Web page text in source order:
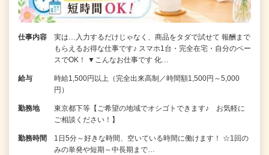
仕事内容
実は…入力するだけじゃなく、商品をタダで試せて 報酬まで
もらえるお得な仕事です♪ スマホ1台・完全在宅・自分のペー
スでOK！ ▼こんなお仕事です 化…
給与
時給1,500円以上（完全出来高制／時間額1,500円～5,000
円）
勤務地
東京都下等【ご希望の地域でオシゴトできます♪ お気軽に
ご相談ください！】
勤務時間
1日5分～好きな時間、空いている時間に働けます！ ☆1回の
みの単発や短期～中長期まで…